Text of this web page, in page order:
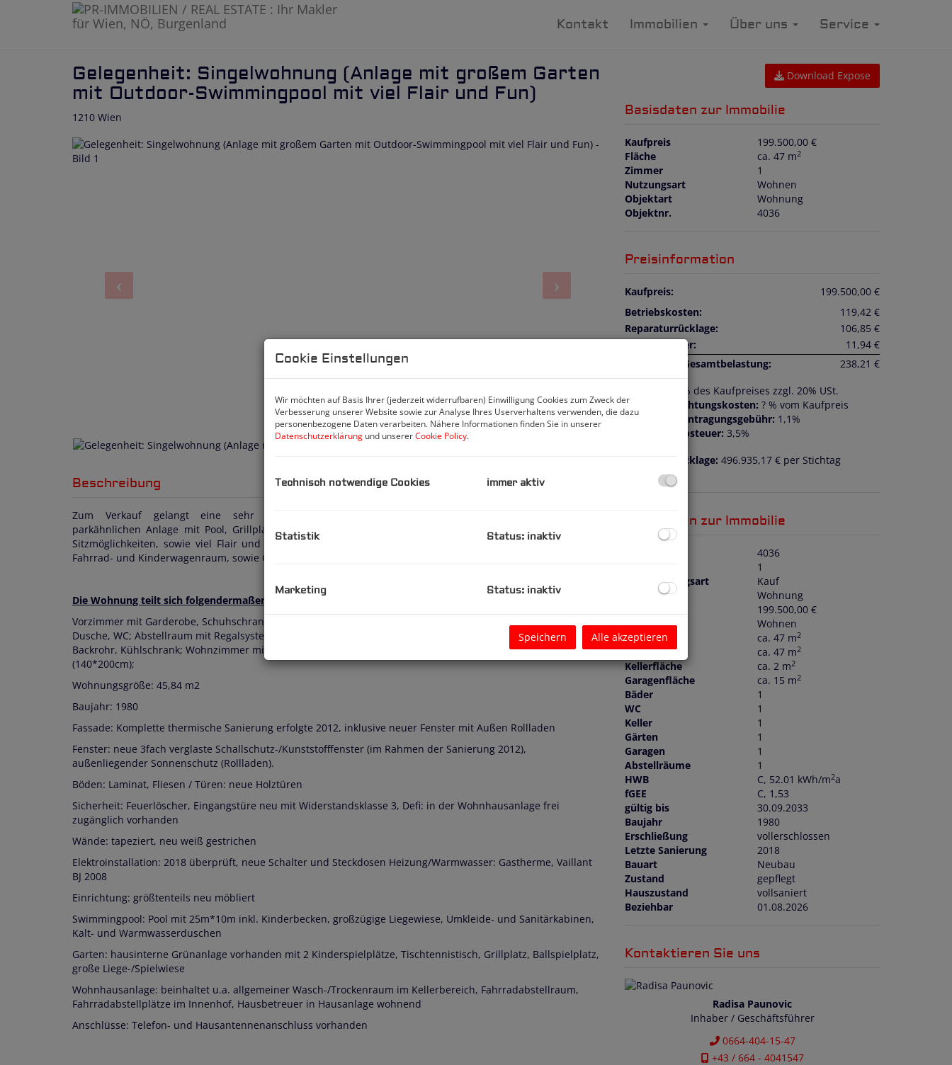
Kontakt Immobilien Über uns Service
Gelegenheit: Singelwohnung (Anlage mit großem Garten
mit Outdoor-Swimmingpool mit viel Flair und Fun)
1210 Wien
Beschreibung
Zum Verkauf gelangt eine sehr gut geschnittene Starterwohnung / Singlewohnung in einer
parkähnlichen Anlage mit Pool, Grillplatz, Fußballspielplatz, Tischtennisplatz, Spielplatz, Lagerwiese, vielen
Sitzmöglichkeiten, sowie viel Flair und Fun. Außerdem gibt es in der Hausanlage eine Waschküche, einen
Fahrrad- und Kinderwagenraum, sowie Garagenstellplätze zum Anmieten vorhanden.
Die Wohnung teilt sich folgendermaßen auf:
Vorzimmer mit Garderobe, Schuhschrank, Kommode; Zugang zum Bad/WC mit Waschmaschine, Waschbecken,
Dusche, WC; Abstellraum mit Regalsystem; Küche: Kochnische mit Mikrowelle, Geschirrspüler, E-Herd mit
Backrohr, Kühlschrank; Wohnzimmer mit Essgelegenheit, Couch, Regalen, Schreibtisch, Queensize-Bett
(140*200cm);
Wohnungsgröße: 45,84 m2
Baujahr: 1980
Fassade: Komplette thermische Sanierung erfolgte 2012, inklusive neuer Fenster mit Außen Rollladen
Fenster: neue 3fach verglaste Schallschutz-/Kunststofffenster (im Rahmen der Sanierung 2012),
außenliegender Sonnenschutz (Rollladen).
Böden: Laminat, Fliesen / Türen: neue Holztüren
Sicherheit: Feuerlöscher, Eingangstüre neu mit Widerstandsklasse 3, Defi: in der Wohnhausanlage frei
zugänglich vorhanden
Wände: tapeziert, neu weiß gestrichen
Elektroinstallation: 2018 überprüft, neue Schalter und Steckdosen Heizung/Warmwasser: Gastherme, Vaillant
BJ 2008
Einrichtung: größtenteils neu möbliert
Swimmingpool: Pool mit 25m*10m inkl. Kinderbecken, großzügige Liegewiese, Umkleide- und Sanitärkabinen,
Kalt- und Warmwasserduschen
Garten: hausinterne Grünanlage vorhanden mit 2 Kinderspielplätze, Tischtennistisch, Grillplatz, Ballspielplatz,
große Liege-/Spielwiese
Wohnhausanlage: beinhaltet u.a. allgemeiner Wasch-/Trockenraum im Kellerbereich, Fahrradabstellraum,
Fahrradabstellplätze im Innenhof, Hausbetreuer in Hausanlage wohnend
Anschlüsse: Telefon- und Hausantennenanschluss vorhanden
Download Expose
Basisdaten zur Immobilie
Kaufpreis
199.500,00 €
Fläche
ca. 47 m2
Zimmer
1
Nutzungsart
Wohnen
Objektart
Wohnung
Objektnr.
4036
Preisinformation
Kaufpreis:
199.500,00 €
Betriebskosten:
119,42 €
Reparaturrücklage:
106,85 €
Umsatzsteuer:
11,94 €
monatliche Gesamtbelastung:
238,21 €
3% des Kaufpreises zzgl. 20% USt.
Vertragserrichtungskosten: ? % vom Kaufpreis
Grundbucheintragungsgebühr: 1,1%
Grunderwerbsteuer: 3,5%
Reparaturrücklage: 496.935,17 € per Stichtag
01.01.2026
Basisdaten zur Immobilie
4036
1
Vermarktungsart
Kauf
Objektart
Wohnung
199.500,00 €
Nutzungsart
Wohnen
Fläche
ca. 47 m2
Wohnfläche ca. 47 m2
Kellerfläche ca. 2 m2
Garagenfläche ca. 15 m2
Bäder
1
WC
1
Keller
1
Gärten
1
Garagen
1
Abstellräume
1
HWB
C, 52.01 kWh/m2a
fGEE
C, 1,53
gültig bis
30.09.2033
Baujahr
1980
Erschließung
vollerschlossen
Letzte Sanierung
2018
Bauart
Neubau
Zustand
gepflegt
Hauszustand
vollsaniert
Beziehbar
01.08.2026
Kontaktieren Sie uns
Radisa Paunovic
Inhaber / Geschäftsführer
0664-404-15-47
+43 / 664 - 4041547
Cookie Einstellungen
Wir möchten auf Basis Ihrer (jederzeit widerrufbaren) Einwilligung Cookies zum Zweck der
Verbesserung unserer Website sowie zur Analyse Ihres Userverhaltens verwenden, die dazu
personenbezogene Daten verarbeiten. Nähere Informationen finden Sie in unserer
Datenschutzerklärung und unsererCookie Policy.
Technisch notwendige Cookies immer aktiv
Statistik Status: inaktiv
Marketing Status: inaktiv
Speichern Alle akzeptieren